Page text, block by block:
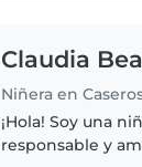
Claudia
¡Hola! Soy una
responsable y